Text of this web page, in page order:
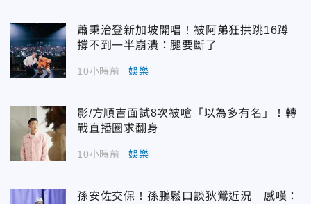
蕭秉治登新加坡開唱！被阿弟狂拱跳16蹲
撐不到一半崩潰：腿要斷了
10小時前 娛樂
影/方順吉面試8次被嗆「以為多有名」！轉
戰直播圈求翻身
10小時前 娛樂
孫安佐交保！孫鵬鬆口談狄鶯近況 感嘆：